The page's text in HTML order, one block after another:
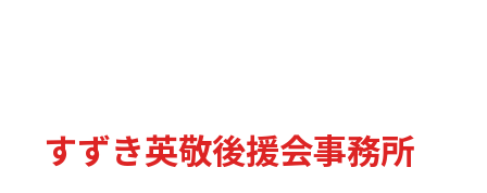
すずき英敬後援会事務所